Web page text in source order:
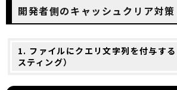
開発者側のキャッシュクリア対策
1. ファイルにクエリ文字列を付与す
スティング）